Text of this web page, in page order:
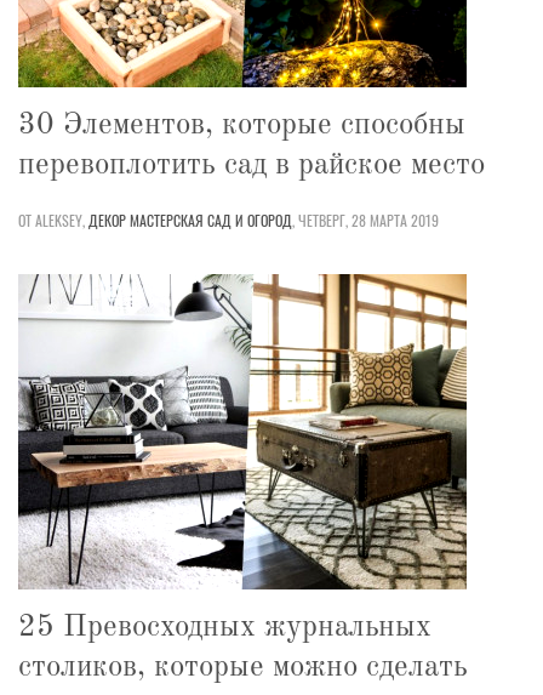
30 Элементов, которые способны
перевоплотить сад в райское место
ОТ ALEKSEY, ДЕКОРМАСТЕРСКАЯ САД И ОГОРОД,ЧЕТВЕРГ, 28 МАРТА 2019
25 Превосходных журнальных
столиков, которые можно сделать